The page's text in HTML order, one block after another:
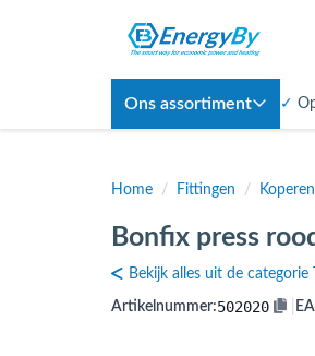
Ons assortiment ✓
Home / Fittingen /
Bonfix press
Bekijk alles uit de categorie
Artikelnummer:502020